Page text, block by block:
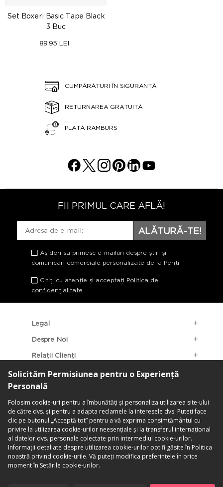
Set Boxeri Basic Tape Black
3 Buc
89.95 LEI
CUMPĂRĂTURI ÎN SIGURANȚĂ
RETURNAREA GRATUITĂ
PLATĂ RAMBURS
FII PRIMUL CARE AFLĂ!
ALĂTURĂ-TE!
Aș dori să primesc e-mailuri despre știri și
comunicări comerciale personalizate de la Penti
Citiți cu atenție și acceptați Politica de
confidențialitate
Legal
Despre Noi
Relații Clienți
Categorii Populare
Localizarea Magazinelor
contact@penti.com.ro